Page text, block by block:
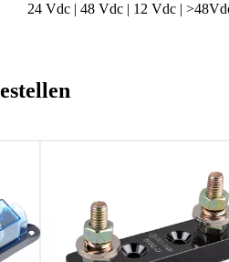
24 Vdc | 48 Vdc | 12 Vdc |